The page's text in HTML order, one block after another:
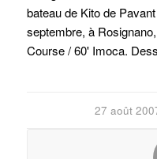
bateau de Kito de
septembre, à
Course / 60' Imoca.
27 août
/